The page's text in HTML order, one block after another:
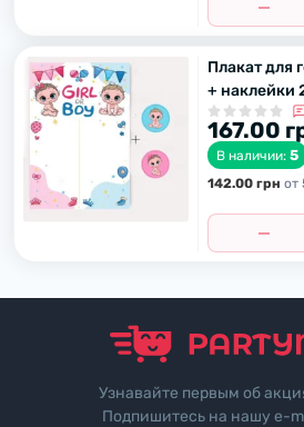
Плакат для
+ наклейки
167.00
В наличии: 5
142.00 грн от
Узнавайте первым об
Подпишитесь на нашу e-